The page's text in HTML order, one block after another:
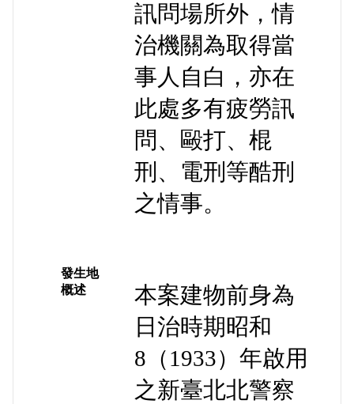
訊問場所外，情
治機關為取得當
事人自白，亦在
此處多有疲勞訊
問、毆打、棍
刑、電刑等酷刑
之情事。
發生地
概述
本案建物前身為
日治時期昭和
8（1933）年啟用
之新臺北北警察